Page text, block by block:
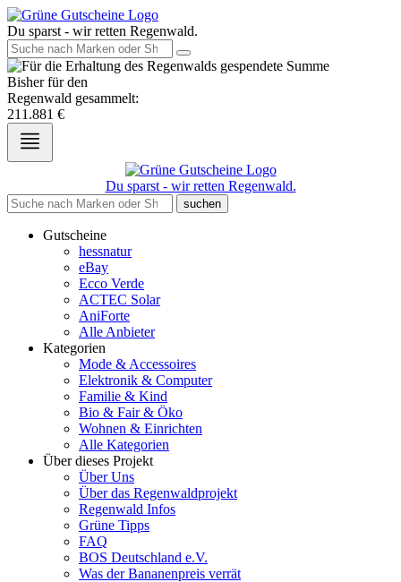
Du sparst - wir retten Regenwald.
Bisher für den
Regenwald gesammelt:
211.881 €
Du sparst - wir retten Regenwald.
suchen
Gutscheine
hessnatur
eBay
Ecco Verde
ACTEC Solar
AniForte
Alle Anbieter
Kategorien
Mode & Accessoires
Elektronik & Computer
Familie & Kind
Bio & Fair & Öko
Wohnen & Einrichten
Alle Kategorien
Über dieses Projekt
Über Uns
Über das Regenwaldprojekt
Regenwald Infos
Grüne Tipps
FAQ
BOS Deutschland e.V.
Was der Bananenpreis verrät